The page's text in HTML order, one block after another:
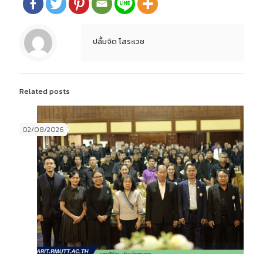
ปลื้มจิต โสระเวช
Related posts
02/08/2026